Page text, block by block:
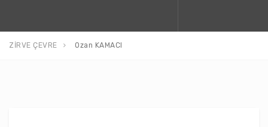
ZİRVE ÇEVRE Ozan KAMACI